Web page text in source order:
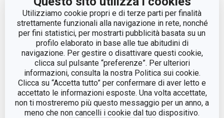
Utilizziamo cookie propri e di terze parti per finalità
strettamente funzionali alla navigazione in rete, nonché
per fini statistici, per mostrarti pubblicità basata su un
profilo elaborato in base alle tue abitudini di
navigazione. Per gestire o disattivare questi cookie,
clicca sul pulsante “preferenze”. Per ulteriori
informazioni, consulta la nostra Politica sui cookie.
Clicca su “Accetta tutto” per confermare di aver letto e
accettato le informazioni esposte. Una volta accettate,
non ti mostreremo più questo messaggio per un anno, a
meno che non cancelli i cookie dal tuo dispositivo.
ADATTO AL FORNO Sì
ADATTO AL FRIGORIFERO Sì
CATEGORIA rostiere
LINEA DI PRODOTTO GrandCHEF